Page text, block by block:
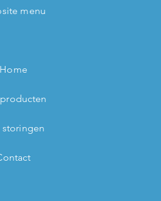
menu
Home